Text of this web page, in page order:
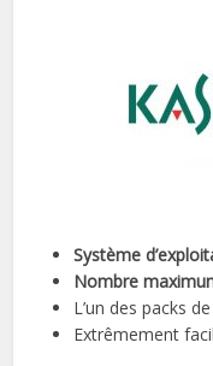
Système
Nombre
L’un des packs
Extrêmement